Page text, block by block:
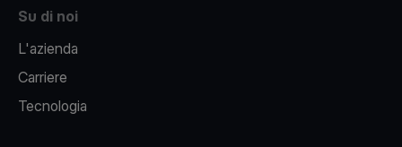
Su di noi
L'azienda
Carriere
Tecnologia